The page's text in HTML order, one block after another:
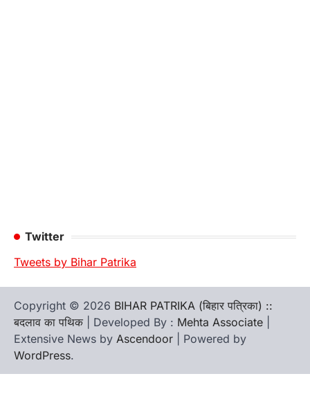
Twitter
Tweets by Bihar Patrika
Copyright © 2026 BIHAR PATRIKA (बिहार पत्रिका) ::
बदलाव का पथिक | Developed By : Mehta Associate
Extensive News by Ascendoor | Powered by
WordPress.